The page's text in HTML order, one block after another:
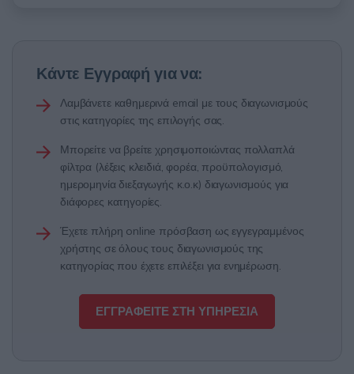
Κάντε Εγγραφή για να:
Λαμβάνετε καθημερινά email με τους διαγωνισμούς
στις κατηγορίες της επιλογής σας.
Μπορείτε να βρείτε χρησιμοποιώντας πολλαπλά
φίλτρα (λέξεις κλειδιά, φορέα, προϋπολογισμό,
ημερομηνία διεξαγωγής κ.ο.κ) διαγωνισμούς για
διάφορες κατηγορίες.
Έχετε πλήρη online πρόσβαση ως εγγεγραμμένος
χρήστης σε όλους τους διαγωνισμούς της
κατηγορίας που έχετε επιλέξει για ενημέρωση.
ΕΓΓΡΑΦΕΙΤΕ ΣΤΗ ΥΠΗΡΕΣΙΑ